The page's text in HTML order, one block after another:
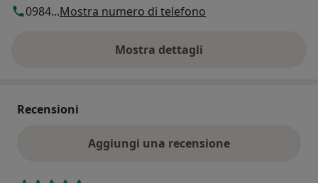
0984...Mostra numero di telefono
Mostra dettagli
sull'indirizzo
Recensioni
Aggiungi una recensione